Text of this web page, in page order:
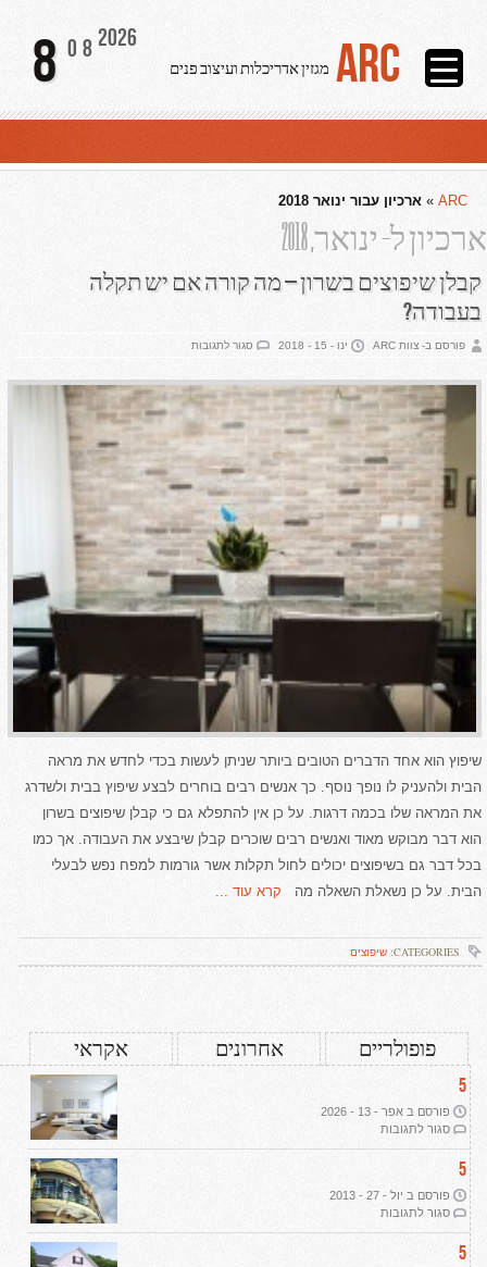
8 082026 ARC מגזין אדריכלות ועיצוב פנים
ARC
» ארכיון עבור ינואר 2018
ארכיון ל- ינואר, 2018
קבלן שיפוצים בשרון – מה קורה אם יש תקלה
בעבודה?
פורסם ב- צוות ARC ינו - 15 - 2018 סגור לתגובותעל
בשרון
–
מה
קורה
יש
בעבודה?
שיפוץ הוא אחד הדברים הטובים ביותר שניתן לעשות בכדי לחדש את מראה
הבית ולהעניק לו נופך נוסף. כך אנשים רבים בוחרים לבצע שיפוץ בבית ולשדרג
את המראה שלו בכמה דרגות. על כן אין להתפלא גם כי קבלן שיפוצים בשרון
הוא דבר מבוקש מאוד ואנשים רבים שוכרים קבלן שיבצע את העבודה. אך כמו
בכל דבר גם בשיפוצים יכולים לחול תקלות אשר גורמות למפח נפש לבעלי
הבית. על כן נשאלת השאלה מה קרא עוד ...
CATEGORIES: שיפוצים
פופולריים אחרונים אקראי
5
פורסם ב אפר - 13 - 2026
סגור לתגובותעל
ב-2026:
שבעה
עקרונות
5
פורסם ב יול - 27 - 2013
סגור לתגובותעל
5